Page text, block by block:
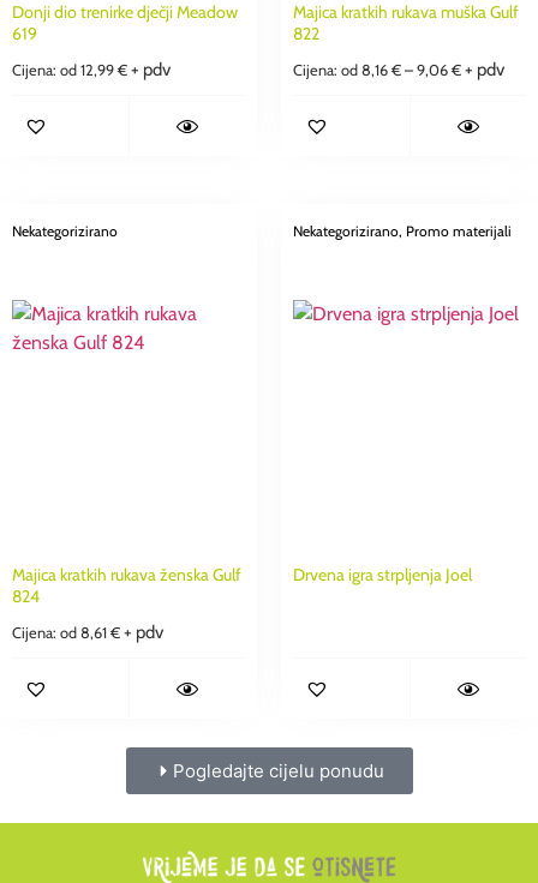
Donji dio trenirke dječji Meadow
619
Cijena: od 12,99 € + pdv
Majica kratkih rukava muška Gulf
822
Cijena: od 8,16 € – 9,06 € + pdv
Nekategorizirano
Majica kratkih rukava ženska Gulf
824
Cijena: od 8,61 € + pdv
Nekategorizirano, Promo materijali
Drvena igra strpljenja Joel
Pogledajte cijelu ponudu